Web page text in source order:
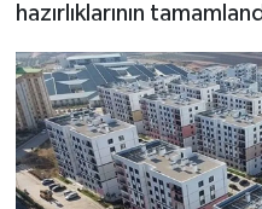
hazırlıklarının